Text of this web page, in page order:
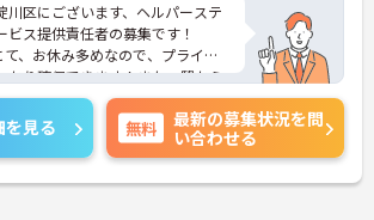
川区にございます、ヘルパーステ
ビス提供責任者の募集です！
、お休み多めなので、プライベ
かり確保できます！また、駅から
日の通勤も楽々です◎
、マイナビ介護職までお問い合わ
を見る 無料
最新の募集状況を問
い合わせる